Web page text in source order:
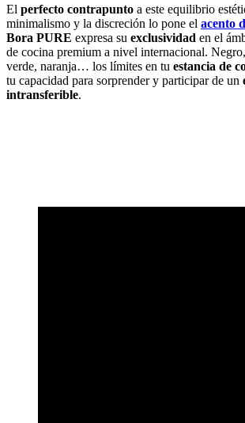
El perfecto contrapunto a este equilibrio
minimalismo y la discreción lo pone el acento
Bora PURE expresa su exclusividad en el
de cocina premium a nivel internacional.
verde, naranja… los límites en tu estancia de
tu capacidad para sorprender y participar de un
intransferible.